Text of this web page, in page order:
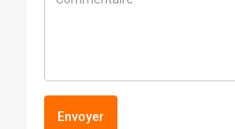
Envoyer